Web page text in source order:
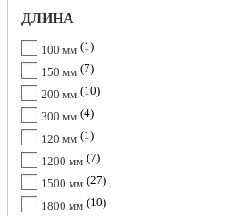
ДЛИНА
100 мм 1
150 мм 7
200 мм 10
300 мм 4
120 мм 1
1200 мм 7
1500 мм 27
1800 мм 10